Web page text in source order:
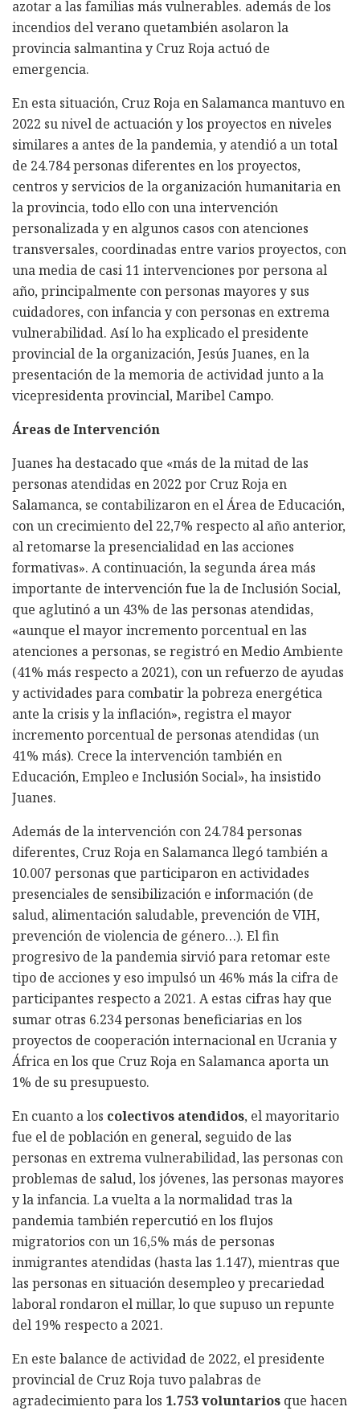
azotar a las familias más vulnerables. además de los
incendios del verano quetambién asolaron la
provincia salmantina y Cruz Roja actuó de
emergencia.
En esta situación, Cruz Roja en Salamanca mantuvo en
2022 su nivel de actuación y los proyectos en niveles
similares a antes de la pandemia, y atendió a un total
de 24.784 personas diferentes en los proyectos,
centros y servicios de la organización humanitaria en
la provincia, todo ello con una intervención
personalizada y en algunos casos con atenciones
transversales, coordinadas entre varios proyectos, con
una media de casi 11 intervenciones por persona al
año, principalmente con personas mayores y sus
cuidadores, con infancia y con personas en extrema
vulnerabilidad. Así lo ha explicado el presidente
provincial de la organización, Jesús Juanes, en la
presentación de la memoria de actividad junto a la
vicepresidenta provincial, Maribel Campo.
Áreas de Intervención
Juanes ha destacado que «más de la mitad de las
personas atendidas en 2022 por Cruz Roja en
Salamanca, se contabilizaron en el Área de Educación,
con un crecimiento del 22,7% respecto al año anterior,
al retomarse la presencialidad en las acciones
formativas». A continuación, la segunda área más
importante de intervención fue la de Inclusión Social,
que aglutinó a un 43% de las personas atendidas,
«aunque el mayor incremento porcentual en las
atenciones a personas, se registró en Medio Ambiente
(41% más respecto a 2021), con un refuerzo de ayudas
y actividades para combatir la pobreza energética
ante la crisis y la inflación», registra el mayor
incremento porcentual de personas atendidas (un
41% más). Crece la intervención también en
Educación, Empleo e Inclusión Social», ha insistido
Juanes.
Además de la intervención con 24.784 personas
diferentes, Cruz Roja en Salamanca llegó también a
10.007 personas que participaron en actividades
presenciales de sensibilización e información (de
salud, alimentación saludable, prevención de VIH,
prevención de violencia de género…). El fin
progresivo de la pandemia sirvió para retomar este
tipo de acciones y eso impulsó un 46% más la cifra de
participantes respecto a 2021. A estas cifras hay que
sumar otras 6.234 personas beneficiarias en los
proyectos de cooperación internacional en Ucrania y
África en los que Cruz Roja en Salamanca aporta un
1% de su presupuesto.
En cuanto a los colectivos atendidos, el mayoritario
fue el de población en general, seguido de las
personas en extrema vulnerabilidad, las personas con
problemas de salud, los jóvenes, las personas mayores
y la infancia. La vuelta a la normalidad tras la
pandemia también repercutió en los flujos
migratorios con un 16,5% más de personas
inmigrantes atendidas (hasta las 1.147), mientras que
las personas en situación desempleo y precariedad
laboral rondaron el millar, lo que supuso un repunte
del 19% respecto a 2021.
En este balance de actividad de 2022, el presidente
provincial de Cruz Roja tuvo palabras de
agradecimiento para los 1.753 voluntarios que hacen